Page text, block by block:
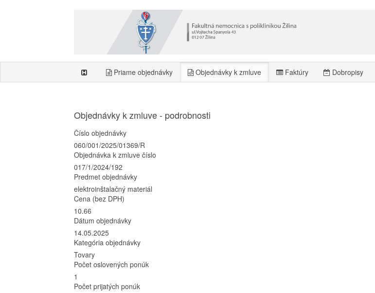
Priame objednávky Objednávky k zmluve Faktúry Dobropisy
Objednávky k zmluve - podrobnosti
Číslo objednávky
060/001/2025/01369/R
Objednávka k zmluve číslo
017/1/2024/192
Predmet objednávky
elektroinštalačný materiál
Cena (bez DPH)
10.66
Dátum objednávky
14.05.2025
Kategória objednávky
Tovary
Počet oslovených ponúk
1
Počet prijatých ponúk